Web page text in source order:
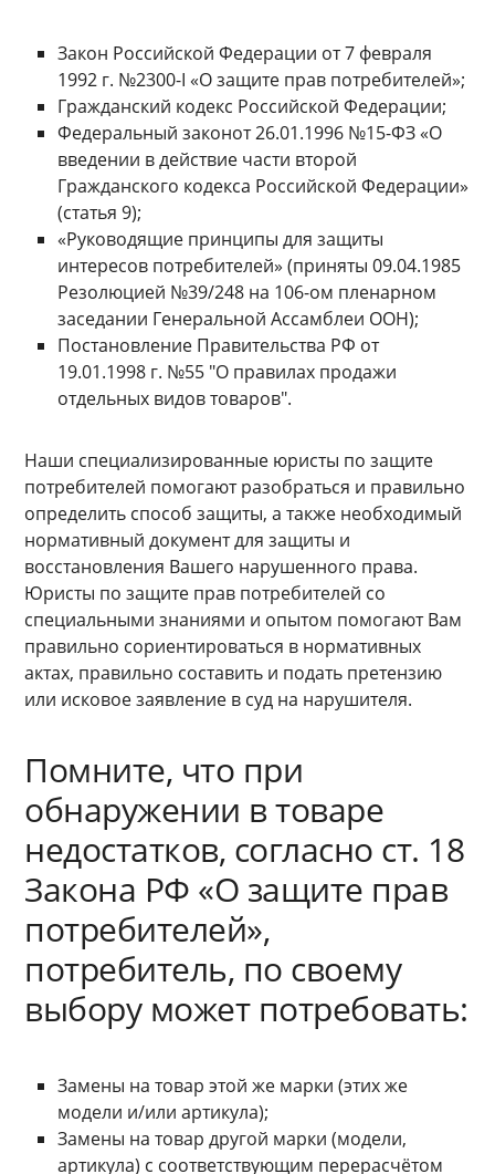
Закон Российской Федерации от 7 февраля
1992 г. №2300-I «О защите прав потребителей»;
Гражданский кодекс Российской Федерации;
Федеральный законот 26.01.1996 №15-ФЗ «О
введении в действие части второй
Гражданского кодекса Российской Федерации»
(статья 9);
«Руководящие принципы для защиты
интересов потребителей» (приняты 09.04.1985
Резолюцией №39/248 на 106-ом пленарном
заседании Генеральной Ассамблеи ООН);
Постановление Правительства РФ от
19.01.1998 г. №55 "О правилах продажи
отдельных видов товаров".
Наши специализированные юристы по защите
потребителей помогают разобраться и правильно
определить способ защиты, а также необходимый
нормативный документ для защиты и
восстановления Вашего нарушенного права.
Юристы по защите прав потребителей со
специальными знаниями и опытом помогают Вам
правильно сориентироваться в нормативных
актах, правильно составить и подать претензию
или исковое заявление в суд на нарушителя.
Помните, что при
обнаружении в товаре
недостатков, согласно ст. 18
Закона РФ «О защите прав
потребителей»,
потребитель, по своему
выбору может потребовать:
Замены на товар этой же марки (этих же
модели и/или артикула);
Замены на товар другой марки (модели,
артикула) с соответствующим перерасчётом